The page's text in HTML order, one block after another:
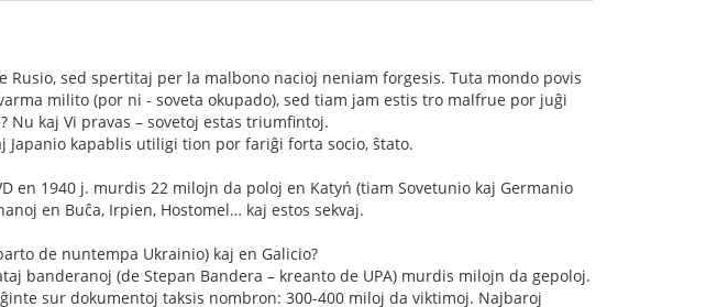
sed spertitaj per la malbono nacioj neniam forgesis. Tuta mondo povis
milito (por ni - soveta okupado), sed tiam jam estis tro malfrue por juĝi
Nu kaj Vi pravas – sovetoj estas triumfintoj.
Japanio kapablis utiligi tion por fariĝi forta socio, ŝtato.
en 1940 j. murdis 22 milojn da poloj en Katyń (tiam Sovetunio kaj Germanio
en Buĉa, Irpien, Hostomel… kaj estos sekvaj.
de nuntempa Ukrainio) kaj en Galicio?
banderanoj (de Stepan Bandera – kreanto de UPA) murdis milojn da gepoloj.
sur dokumentoj taksis nombron: 300-400 miloj da viktimoj. Najbaroj